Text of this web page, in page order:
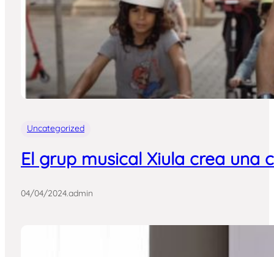
Uncategorized
El grup musical Xiula crea una
04/04/2024.admin